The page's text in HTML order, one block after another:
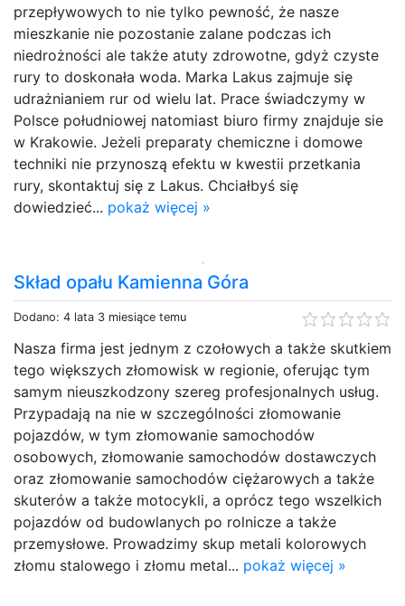
przepływowych to nie tylko pewność, że nasze
mieszkanie nie pozostanie zalane podczas ich
niedrożności ale także atuty zdrowotne, gdyż czyste
rury to doskonała woda. Marka Lakus zajmuje się
udrażnianiem rur od wielu lat. Prace świadczymy w
Polsce południowej natomiast biuro firmy znajduje sie
w Krakowie. Jeżeli preparaty chemiczne i domowe
techniki nie przynoszą efektu w kwestii przetkania
rury, skontaktuj się z Lakus. Chciałbyś się
dowiedzieć... pokaż więcej »
Skład opału Kamienna Góra
Dodano: 4 lata 3 miesiące temu
Nasza firma jest jednym z czołowych a także skutkiem
tego większych złomowisk w regionie, oferując tym
samym nieuszkodzony szereg profesjonalnych usług.
Przypadają na nie w szczególności złomowanie
pojazdów, w tym złomowanie samochodów
osobowych, złomowanie samochodów dostawczych
oraz złomowanie samochodów ciężarowych a także
skuterów a także motocykli, a oprócz tego wszelkich
pojazdów od budowlanych po rolnicze a także
przemysłowe. Prowadzimy skup metali kolorowych
złomu stalowego i złomu metal... pokaż więcej »